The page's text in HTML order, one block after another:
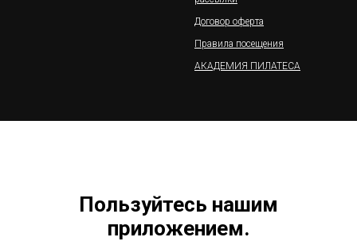
Договор оферта
Правила посещения
АКАДЕМИЯ ПИЛАТЕСА
Пользуйтесь нашим
приложением.